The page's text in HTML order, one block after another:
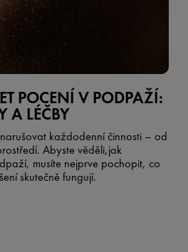
POCENÍ V PODPAŽÍ:
A LÉČBY
každodenní činnosti – od
Abyste věděli,jak
musíte nejprve pochopit, co
skutečně fungují.